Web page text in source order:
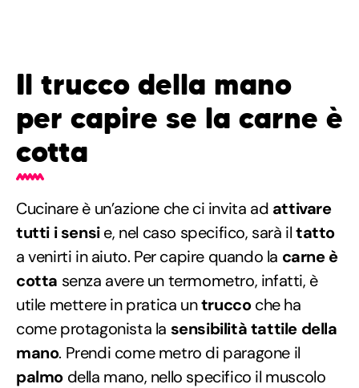
Il trucco della mano
per capire se la carne è
cotta
Cucinare è un’azione che ci invita ad attivare
tutti i sensie, nel caso specifico, sarà iltatto
a venirti in aiuto. Per capire quando la carne è
cotta senza avere un termometro, infatti, è
utile mettere in pratica untruccoche ha
come protagonista la sensibilità tattile della
mano. Prendi come metro di paragone il
palmo della mano, nello specifico il muscolo